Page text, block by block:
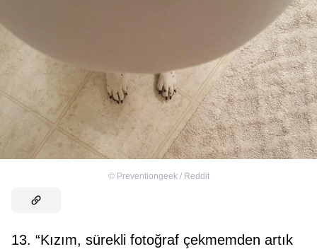
© Preventiongeek / Reddit
13. “Kızım, sürekli fotoğraf çekmemden artık